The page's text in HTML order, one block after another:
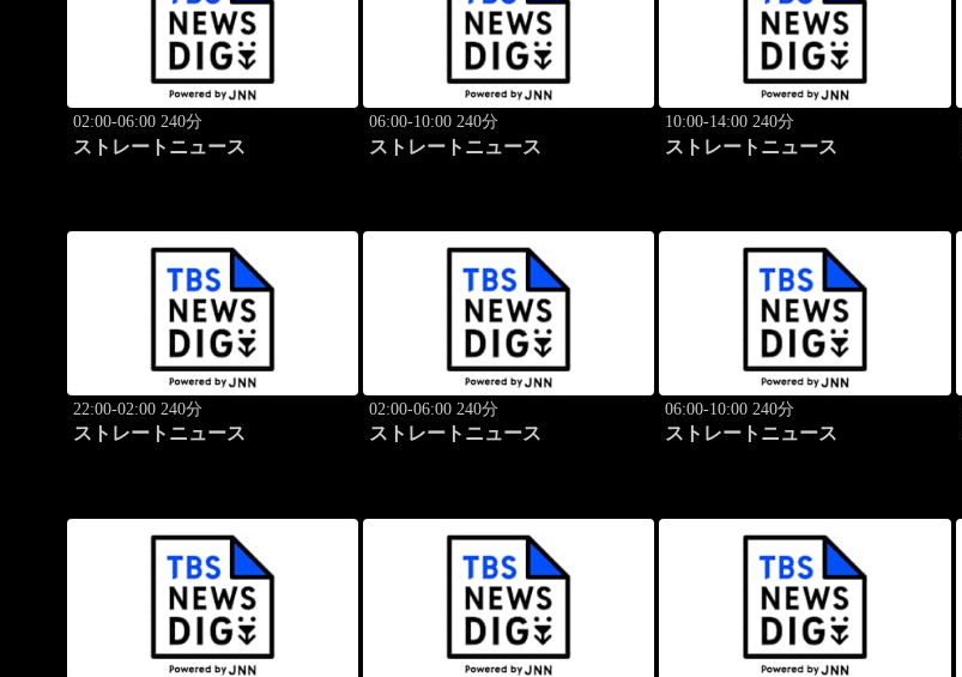
02:00-06:00 240分
ストレートニュース
06:00-10:00 240分
ストレートニュース
10:00-14:00 240分
ストレートニュース
22:00-02:00 240分
ストレートニュース
02:00-06:00 240分
ストレートニュース
06:00-10:00 240分
ストレートニュース